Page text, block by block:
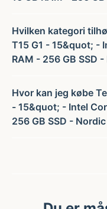
Hvilken kategori
T15 G1 - 15&quot; -
RAM - 256 GB SSD
Hvor kan jeg købe
- 15&quot; - Intel
256 GB SSD -